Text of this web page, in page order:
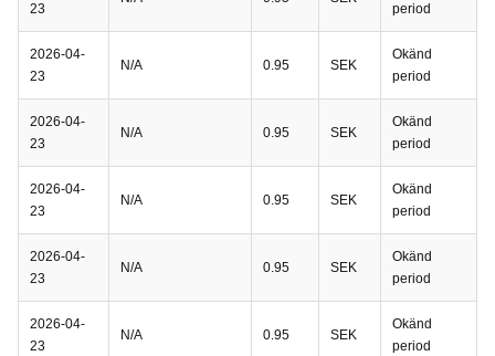
23
period
2026-04-
23
N/A 0.95 SEK
Okänd
period
2026-04-
23
N/A 0.95 SEK
Okänd
period
2026-04-
23
N/A 0.95 SEK
Okänd
period
2026-04-
23
N/A 0.95 SEK
Okänd
period
2026-04-
23
N/A 0.95 SEK
Okänd
period